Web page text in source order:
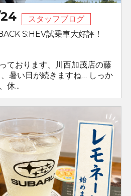
スタッフブログ
S:HEV試乗車大好評！
ております、川西加茂店の藤
暑い日が続きますね… しっか
休...